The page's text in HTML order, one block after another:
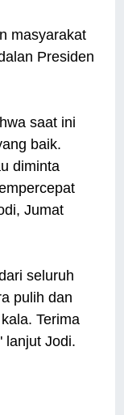
masyarakat
Presiden
saat ini
baik.
diminta
Jumat
seluruh
pulih dan
Terima
lanjut Jodi.